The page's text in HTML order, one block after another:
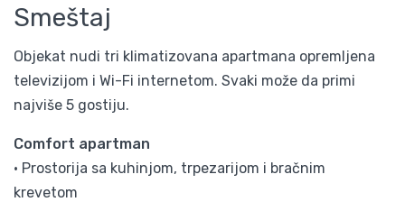
Smeštaj
Objekat nudi tri klimatizovana apartmana opremljena
televizijom i Wi-Fi internetom. Svaki može da primi
najviše 5 gostiju.
Comfort apartman
• Prostorija sa kuhinjom, trpezarijom i bračnim
krevetom